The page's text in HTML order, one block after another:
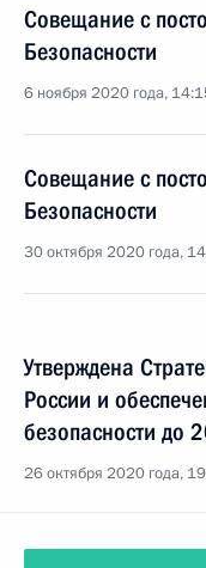
Совещание с
Безопасности
6 ноября 2020 года,
Совещание с
Безопасности
30 октября 2020 года,
Утверждена
России и
безопасности до
26 октября 2020 года,